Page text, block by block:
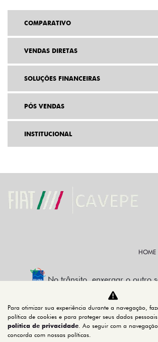
COMPARATIVO
VENDAS DIRETAS
SOLUÇÕES FINANCEIRAS
PÓS VENDAS
INSTITUCIONAL
HOME
No trânsito, enxergar o outro
42.013.920/0001-94
Para otimizar sua experiência durante a navegação,
política de cookies e para proteger seus dados
política de privacidade. Ao seguir com a
concorda com nossas políticas.